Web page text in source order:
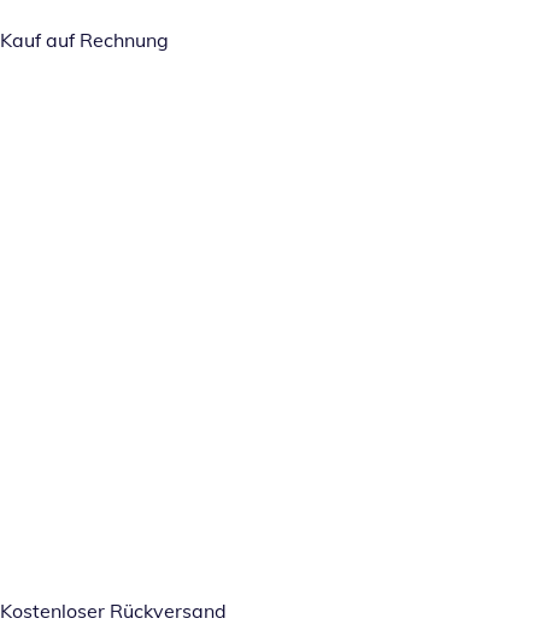
Kauf auf Rechnung
Kostenloser Rückversand